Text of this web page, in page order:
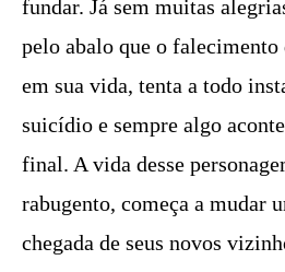
fundar. Já sem muitas
pelo abalo que o falecimento
em sua vida, tenta a todo
suicídio e sempre algo
final. A vida desse
rabugento, começa a mudar
chegada de seus novos